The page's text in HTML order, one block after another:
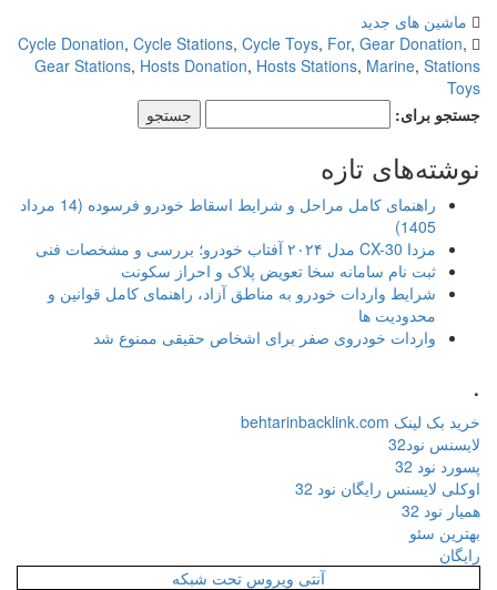
ماشین های جدید
Cycle Donation,Cycle Stations,Cycle Toys,For,Gear Donation
Gear Stations,Hosts Donation,Hosts Stations,Marine,Stations
Toys
جستجو برای:
نوشته‌های تازه
راهنمای کامل مراحل و شرایط اسقاط خودرو فرسوده (14 مرداد
1405)
مزدا CX-30 مدل ۲۰۲۴ آفتاب خودرو؛ بررسی و مشخصات فنی
ثبت نام سامانه سخا تعویض پلاک و احراز سکونت
شرایط واردات خودرو به مناطق آزاد، راهنمای کامل قوانین و
محدودیت ها
واردات خودروی صفر برای اشخاص حقیقی ممنوع شد
خرید بک لینک behtarinbacklink.com
لایسنس نود32
پسورد نود 32
اوکلی لایسنس رایگان نود 32
همیار نود 32
بهترین سئو
رایگان
آنتی ویروس تحت شبکه